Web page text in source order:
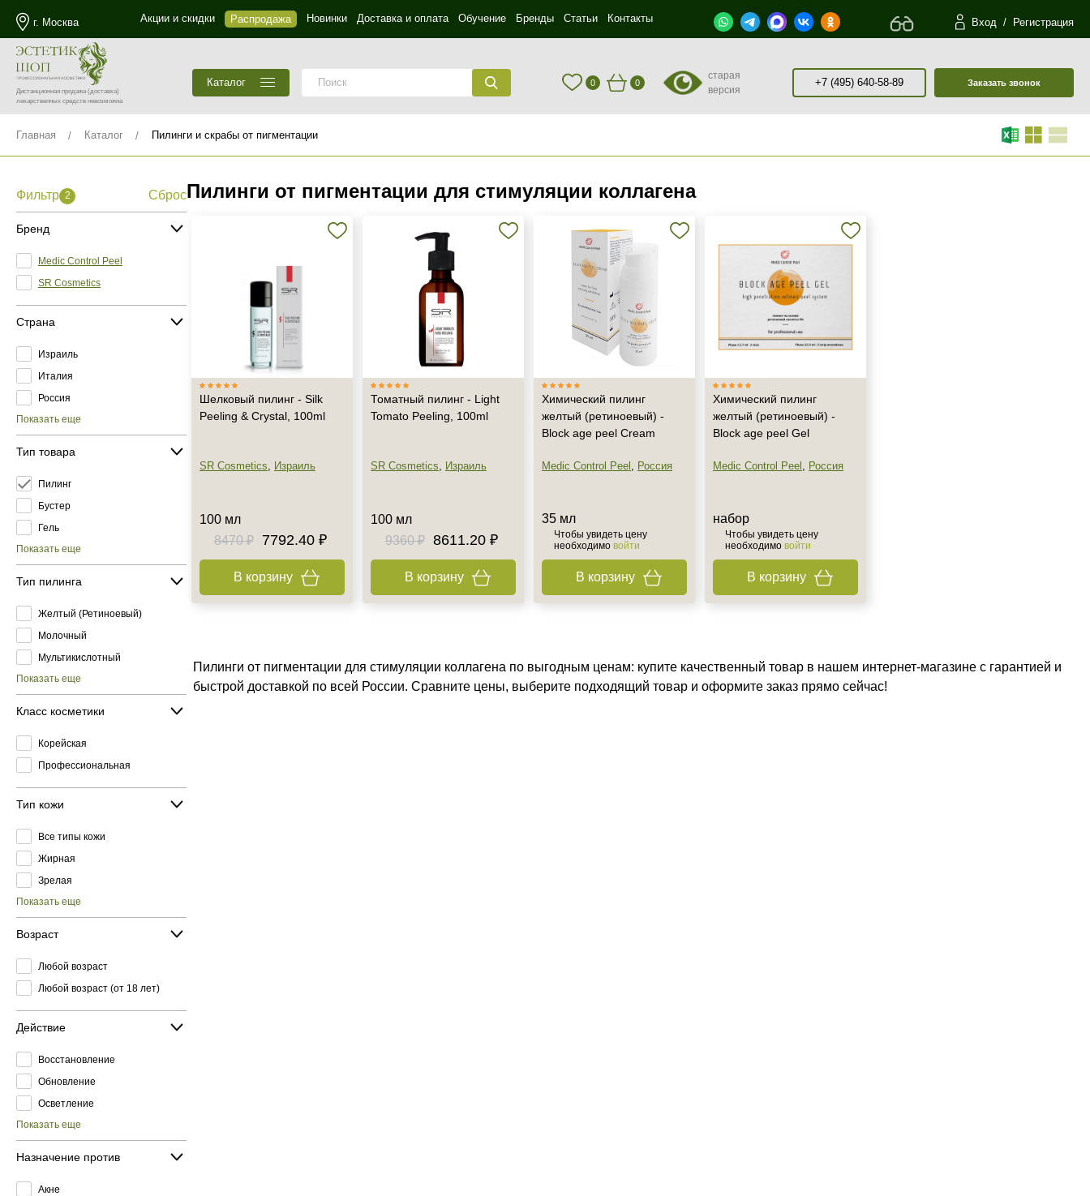
г. Москва Акции и скидки Распродажа Новинки Доставка и оплата Обучение Бренды Статьи Контакты Вход / Регистрация
Дистанционная продажа(доставка)
лекарственных средств невозможна
Каталог 0 0
старая
версия
+7 (495) 640-58-89 Заказать звонок
Главная Каталог Пилинги и скрабы от пигментации
Фильтр 2 Сброс
Бренд
Medic Control Peel
SR Cosmetics
Страна
Израиль
Италия
Россия
Показать еще
Тип товара
Пилинг
Бустер
Гель
Показать еще
Тип пилинга
Желтый (Ретиноевый)
Молочный
Мультикислотный
Показать еще
Класс косметики
Корейская
Профессиональная
Тип кожи
Все типы кожи
Жирная
Зрелая
Показать еще
Возраст
Любой возраст
Любой возраст (от 18 лет)
Действие
Восстановление
Обновление
Осветление
Показать еще
Назначение против
Акне
Пилинги от пигментации для стимуляции коллагена
Шелковый пилинг - Silk
Peeling & Crystal, 100ml
SR Cosmetics, Израиль
100 мл
8470 ₽
7792.40 ₽
В корзину
Томатный пилинг - Light
Tomato Peeling, 100ml
SR Cosmetics, Израиль
100 мл
9360 ₽
8611.20 ₽
В корзину
Химический пилинг
желтый (ретиноевый) -
Block age peel Cream
Medic Control Peel , Россия
35 мл
Чтобы увидеть цену
необходимо войти
В корзину
Химический пилинг
желтый (ретиноевый) -
Block age peel Gel
Medic Control Peel , Россия
набор
Чтобы увидеть цену
необходимо войти
В корзину
Пилинги от пигментации для стимуляции коллагена по выгодным ценам: купите качественный товар в нашем интернет-магазине с гарантией и
быстрой доставкой по всей России. Сравните цены, выберите подходящий товар и оформите заказ прямо сейчас!